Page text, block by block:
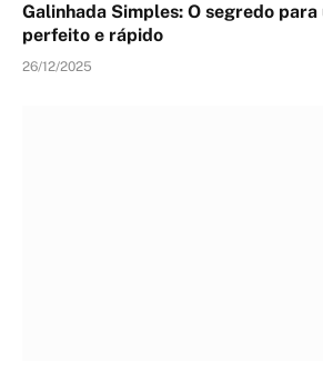
Galinhada Simples: O segredo
perfeito e rápido
26/12/2025